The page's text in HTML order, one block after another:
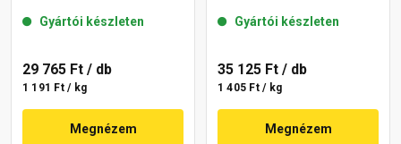
Gyártói készleten
29 765 Ft / db
1 191 Ft / kg
Megnézem
Gyártói készleten
35 125 Ft / db
1 405 Ft / kg
Megnézem